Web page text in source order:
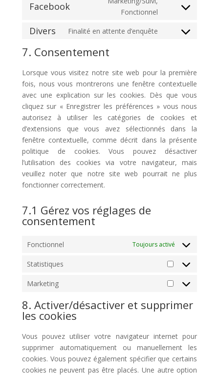
service
Facebook
Fonctionnel
Consent
service
Divers Finalité en attente d’enquête
Consent
divers
7. Consentement
Lorsque vous visitez notre site web pour la première
fois, nous vous montrerons une fenêtre contextuelle
avec une explication sur les cookies. Dès que vous
cliquez sur « Enregistrer les préférences » vous nous
autorisez à utiliser les catégories de cookies et
d’extensions que vous avez sélectionnés dans la
fenêtre contextuelle, comme décrit dans la présente
politique de cookies. Vous pouvez désactiver
l’utilisation des cookies via votre navigateur, mais
veuillez noter que notre site web pourrait ne plus
fonctionner correctement.
7.1 Gérez vos réglages de
consentement
Fonctionnel Toujours activé
Statistiques
Statistiques
Marketing
Marketing
8. Activer/désactiver et supprimer
les cookies
Vous pouvez utiliser votre navigateur internet pour
supprimer automatiquement ou manuellement les
cookies. Vous pouvez également spécifier que certains
cookies ne peuvent pas être placés. Une autre option